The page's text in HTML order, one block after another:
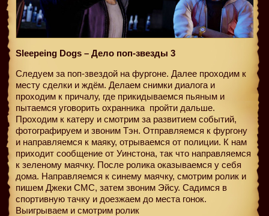
Sleepeing Dogs – Дело поп-звезды 3
Следуем за поп-звездой на фургоне. Далее проходим к
месту сделки и ждём. Делаем снимки диалога и
проходим к причалу, где прикидываемся пьяным и
пытаемся уговорить охранника пройти дальше.
Проходим к катеру и смотрим за развитием событий,
фотографируем и звоним Тэн. Отправляемся к фургону
и направляемся к маяку, отрываемся от полиции. К нам
приходит сообщение от Уинстона, так что направляемся
к зеленому маячку. После ролика оказываемся у себя
дома. Направляемся к синему маячку, смотрим ролик и
пишем Джеки СМС, затем звоним Эйсу. Садимся в
спортивную тачку и доезжаем до места гонок.
Выигрываем и смотрим ролик